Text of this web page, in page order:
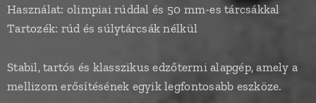
Használat: olimpiai rúddal és 50 mm-es tárcsákkal
Tartozék: rúd és súlytárcsák nélkül
Stabil, tartós és klasszikus edzőtermi alapgép, amely a
mellizom erősítésének egyik legfontosabb eszköze.